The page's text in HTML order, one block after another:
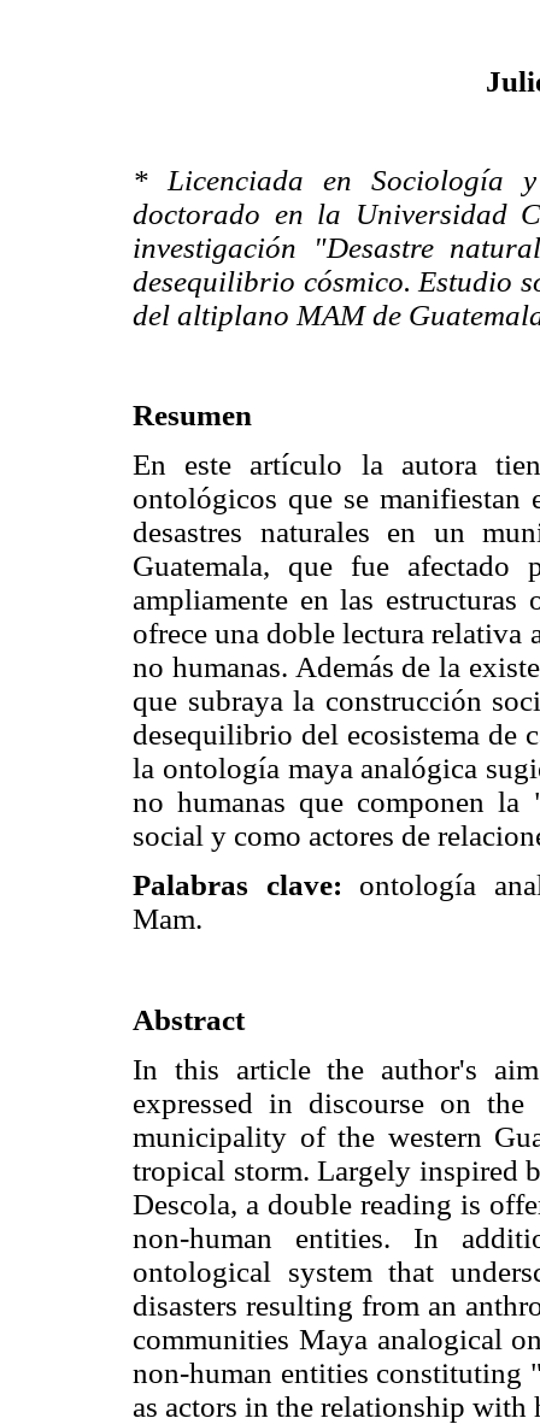
* Licenciada en Sociología
doctorado en la Universidad
investigación "Desastre
desequilibrio cósmico. Estudio
del altiplano MAM de
Resumen
En este artículo la autora
ontológicos que se
desastres naturales en un
Guatemala, que fue afectado
ampliamente en las estructuras
ofrece una doble lectura relativa
no humanas. Además de la
que subraya la construcción
desequilibrio del ecosistema de
la ontología maya analógica
no humanas que componen
social y como actores de
Palabras clave: ontología
Mam.
Abstract
In this article the author's
expressed in discourse on
municipality of the western
tropical storm. Largely inspired
Descola, a double reading is
non-human entities. In
ontological system that
disasters resulting from an
communities Maya analogical
non-human entities constituting
as actors in the relationship with